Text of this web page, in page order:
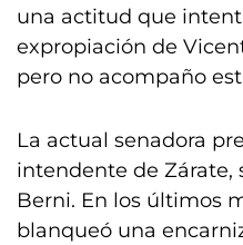
una actitud que
expropiación de
pero no acompaño
La actual senadora
intendente de Zárate,
Berni. En los últimos
blanqueó una